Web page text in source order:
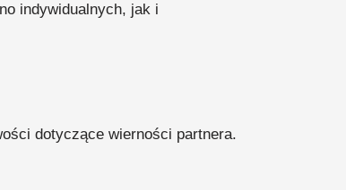
indywidualnych, jak i
dotyczące wierności partnera.